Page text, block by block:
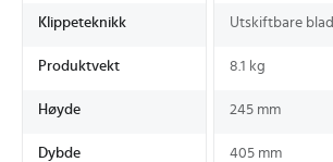
Klippeteknikk Utskiftbare blad
Produktvekt 8.1 kg
Høyde 245 mm
Dybde 405 mm